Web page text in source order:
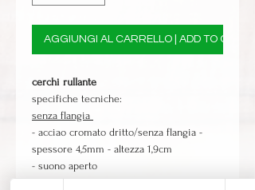
AGGIUNGI AL CARRELLO | ADD TO CART
cerchi rullante
specifiche tecniche:
senza flangia
- acciao cromato dritto/senza flangia -
spessore 4,5mm - altezza 1,9cm
- suono aperto
- sustain lungo